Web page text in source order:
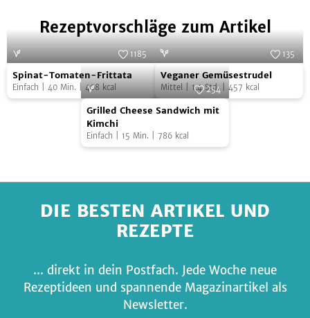
Rezeptvorschläge zum Artikel
Spinat-
Tomaten-
Frittata
Foto: SevenCooks
1185
Spinat-Tomaten-Frittata
Einfach 40 Min. 408 kcal
Veganer
Gemüsestrudel
SevenCooks
135
Veganer Gemüsestrudel
Mittel 1,4 Std.| 457 kcal
Grilled
Cheese
Sandwich
Foto: SevenCooks
254
Grilled Cheese Sandwich mit
Kimchi
Einfach 15 Min. 786 kcal
DIE BESTEN ARTIKEL UND
REZEPTE
... direkt in dein Postfach. Jede Woche neue
Rezeptideen und spannende Magazinartikel als
Newsletter.